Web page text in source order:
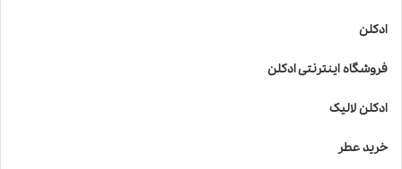
ادکلن
فروشگاه اینترنتی ادکلن
ادکلن لالیک
خرید عطر